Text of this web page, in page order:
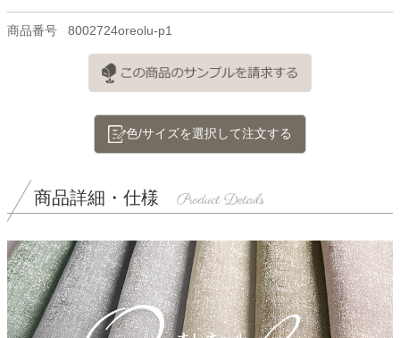
商品番号 8002724oreolu-p1
色/サイズを選択して注文する
商品詳細・仕様